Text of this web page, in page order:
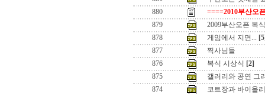
880
====2010부산오
879
2009부산오픈 복
878
게임에서 지면...
877
찍사님들
876
복식 시상식 [2]
875
갤러리와 공연 그
874
코트장과 바이올